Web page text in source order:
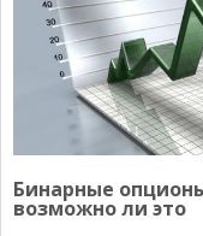
Бинарные
возможно ли это